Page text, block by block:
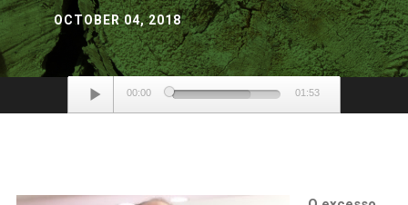
OCTOBER 04, 2018
Audio
Player
00:00 01:53